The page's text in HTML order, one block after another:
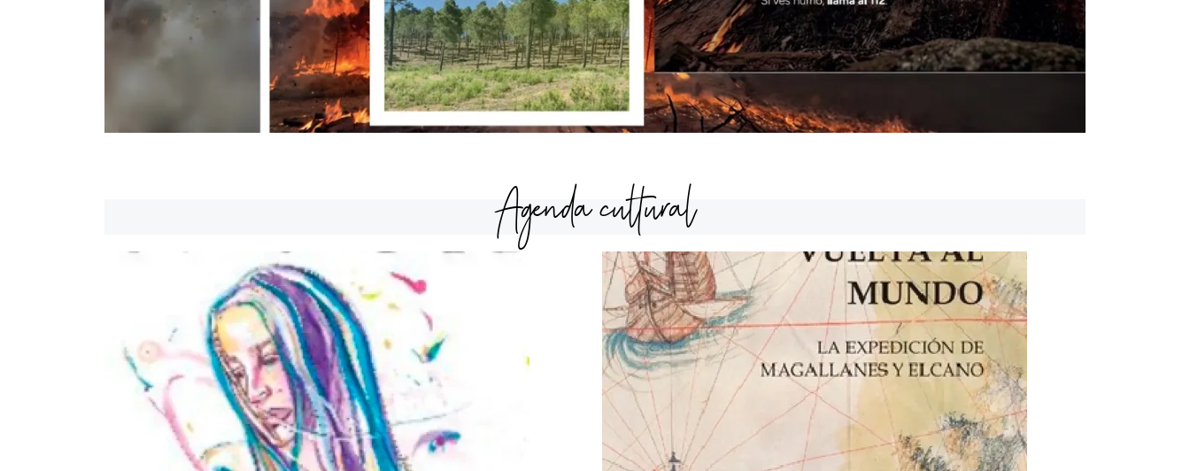
Agenda cultural